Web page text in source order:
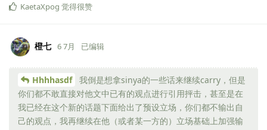
KaetaXpog 觉得很赞
橙七 6 7月 已编辑
Hhhhasdf
我倒是想拿sinya的一些话来继续carry，但是
你们都不敢直接对他文中已有的观点进行引用抨击，甚至是在
我已经在这个新的话题下面给出了预设立场，你们都不输出自
己的观点，我再继续在他（或者某一方的）立场基础上加强输